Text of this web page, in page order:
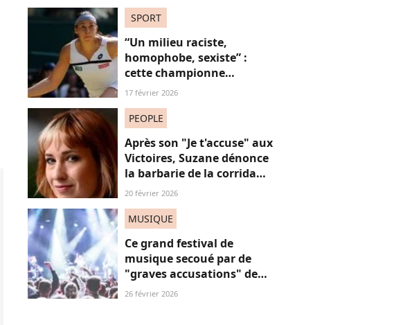
sexistes ?
SPORT
“Un milieu raciste,
homophobe, sexiste” :
cette championne
dézingue le monde du
17 février 2026
PEOPLE
Après son "Je t'accuse" aux
Victoires, Suzane dénonce
la barbarie de la corrida
avec cette reprise iconique
20 février 2026
MUSIQUE
Ce grand festival de
musique secoué par de
"graves accusations" de
violences sexistes et
26 février 2026